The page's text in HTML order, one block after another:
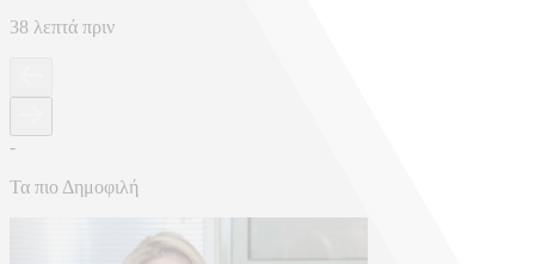
38 λεπτά πριν
-
Τα πιο Δημοφιλή